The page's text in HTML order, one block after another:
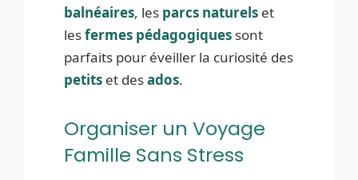
balnéaires, les parcs naturels et
lesfermes pédagogiques sont
parfaits pour éveiller la curiosité des
petits et desados.
Organiser un Voyage
Famille Sans Stress